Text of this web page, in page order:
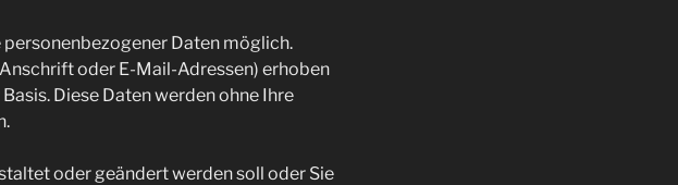
Daten möglich.
oder E-Mail-Adressen) erhoben
Diese Daten werden ohne Ihre
oder geändert werden soll oder Sie